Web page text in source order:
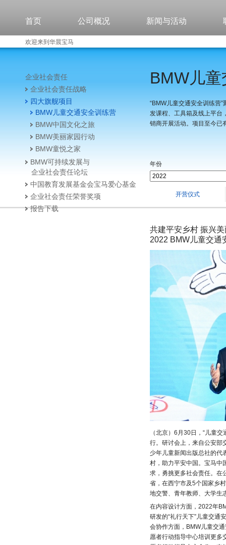
首页 公司概况 新闻与活动
欢迎来到华晨宝马
企业社会责任
企业社会责任战略
四大旗舰项目
BMW儿童交通安全训练营
BMW中国文化之旅
BMW美丽家园行动
BMW童悦之家
BMW可持续发展与
企业社会责任论坛
中国教育发展基金会宝马爱心基金
企业社会责任荣誉奖项
报告下载
BMW儿
“BMW儿童交通安全训练营
发课程、工具箱及线上平台
销商开展活动。项目至今已
开营仪式
年份
共建平安乡村 振兴
2022 BMW儿童交通
（北京）6月30日，“儿童
行。研讨会上，来自公安部
少年儿童新闻出版总社的代
村，助力平安中国。宝马中
求，勇挑更多社会责任。在
省，在西宁市及5个国家乡
地交警、青年教师、大学生
在内容设计方面，2022年
研发的“礼行天下”儿童交通
会协作方面，BMW儿童交
愿者行动指导中心培训更多